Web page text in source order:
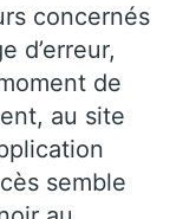
concernés
d’erreur,
de
au site
semble